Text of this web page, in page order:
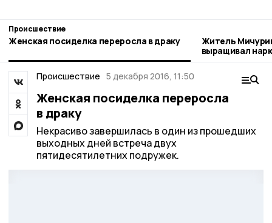
Происшествие
Женская посиделка переросла в драку
Житель
выращивал
Происшествие 5 декабря 2016, 11:50
Женская посиделка переросла
в драку
Некрасиво завершилась в один из прошедших
выходных дней встреча двух
пятидесятилетних подружек.